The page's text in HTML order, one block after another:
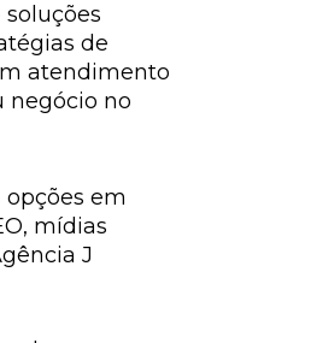
de
atendimento
negócio no
em
mídias
J